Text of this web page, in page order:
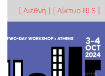
[ Διεθνή ] [ Δίκτυο RLS ]